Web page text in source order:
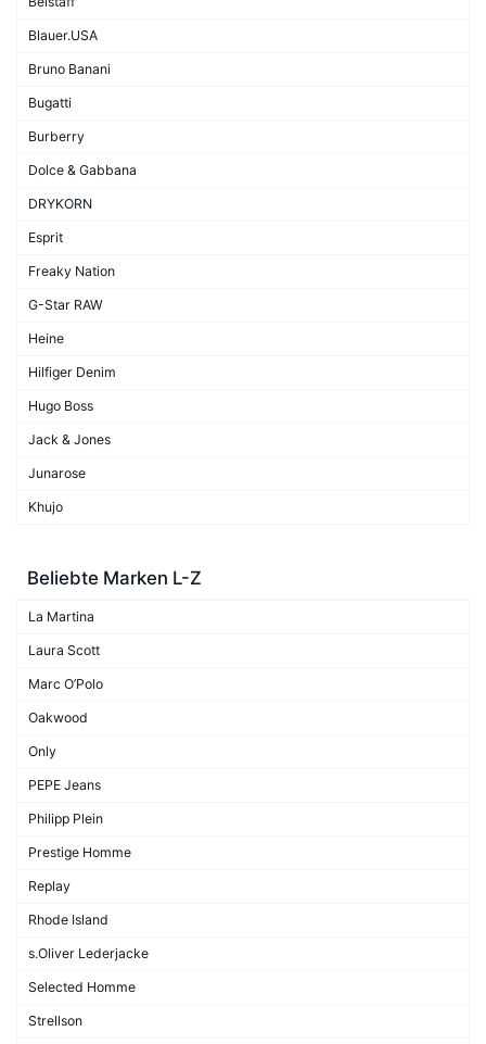
Blauer.USA
Bruno Banani
Bugatti
Burberry
Dolce & Gabbana
DRYKORN
Esprit
Freaky Nation
G-Star RAW
Heine
Hilfiger Denim
Hugo Boss
Jack & Jones
Junarose
Khujo
Beliebte Marken L-Z
La Martina
Laura Scott
Marc O’Polo
Oakwood
Only
PEPE Jeans
Philipp Plein
Prestige Homme
Replay
Rhode Island
s.Oliver Lederjacke
Selected Homme
Strellson